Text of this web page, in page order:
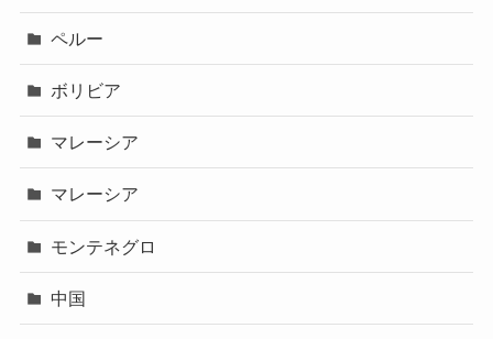
ペルー
ボリビア
マレーシア
マレーシア
モンテネグロ
中国